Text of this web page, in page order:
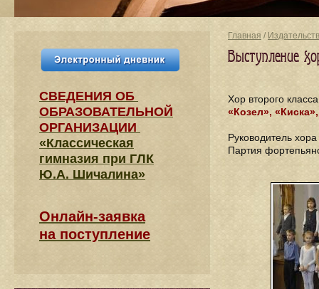
Главная /
Выступление
Хор второго
«Козел»,
Руководитель
Партия
СВЕДЕНИЯ​ ОБ
ОБРАЗОВАТЕЛЬНОЙ
ОРГАНИЗАЦИИ
«Классическая
гимназия при ГЛК
Ю.А. Шичалина»
Онлайн-заявка
на поступление